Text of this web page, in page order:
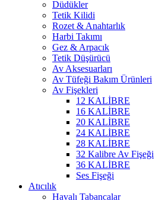
Düdükler
Tetik Kilidi
Rozet & Anahtarlık
Harbi Takımı
Gez & Arpacık
Tetik Düşürücü
Av Aksesuarları
Av Tüfeği Bakım Ürünleri
Av Fişekleri
12 KALİBRE
16 KALİBRE
20 KALİBRE
24 KALİBRE
28 KALİBRE
32 Kalibre Av Fişeği
36 KALİBRE
Ses Fişeği
Atıcılık
Havalı Tabancalar